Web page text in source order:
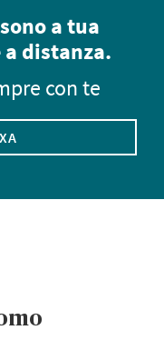
a tua
distanza.
con te